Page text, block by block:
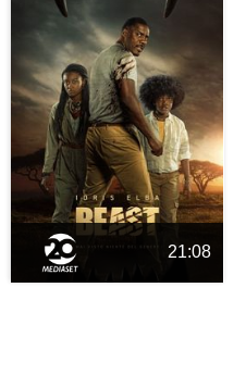
21:08